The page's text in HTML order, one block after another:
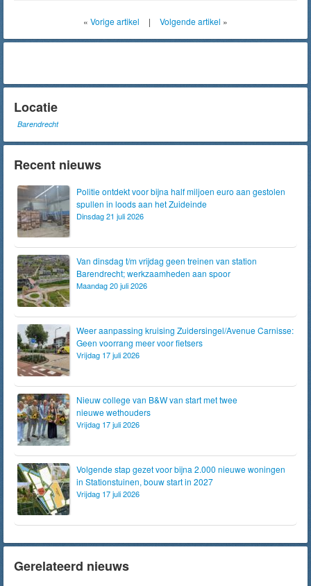
« Vorige artikel | Volgende artikel »
Locatie
Barendrecht
Recent nieuws
Politie ontdekt voor bijna half miljoen euro aan gestolen
spullen in loods aan het Zuideinde
Dinsdag 21 juli 2026
Van dinsdag t/m vrijdag geen treinen van station
Barendrecht; werkzaamheden aan spoor
Maandag 20 juli 2026
Weer aanpassing kruising Zuidersingel/Avenue Carnisse:
Geen voorrang meer voor fietsers
Vrijdag 17 juli 2026
Nieuw college van B&W van start met twee
nieuwe wethouders
Vrijdag 17 juli 2026
Volgende stap gezet voor bijna 2.000 nieuwe woningen
in Stationstuinen, bouw start in 2027
Vrijdag 17 juli 2026
Gerelateerd nieuws